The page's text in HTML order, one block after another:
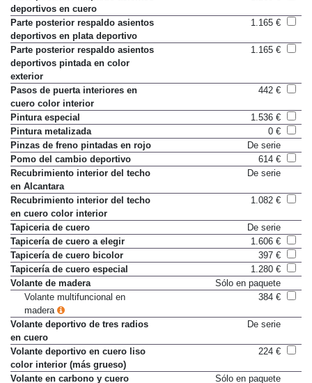
Parte posterior respaldo asientos
deportivos en cuero
Parte posterior respaldo asientos
deportivos en plata deportivo
Parte posterior respaldo asientos
deportivos pintada en color
exterior
Pasos de puerta interiores en
cuero color interior
Pintura especial
1.536 €
Pintura metalizada
0 €
Pinzas de freno pintadas en rojo
De serie
Pomo del cambio deportivo
614 €
Recubrimiento interior del techo
en Alcantara
Recubrimiento interior del techo
en cuero color interior
Tapiceria de cuero
De serie
Tapicería de cuero a elegir
1.606 €
Tapicería de cuero bicolor
397 €
Tapicería de cuero especial
1.280 €
Volante de madera
Sólo en paquete
Volante multifuncional en
madera
Volante deportivo de tres radios
en cuero
Volante deportivo en cuero liso
color interior (más grueso)